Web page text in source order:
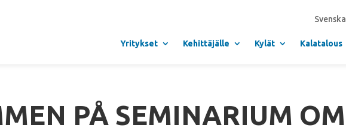
Svenska
Yritykset Kehittäjälle Kylät Kalatalous
PÅ SEMINARIUM OM